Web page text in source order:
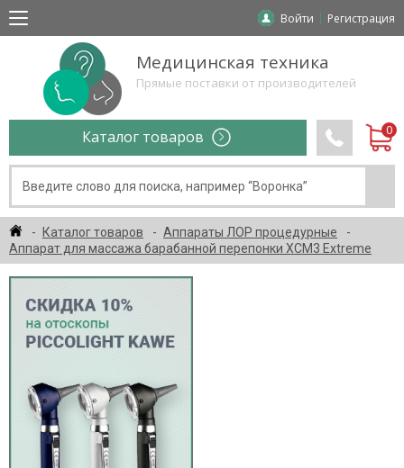
Войти Регистрация
Медицинская техника
Прямые поставки от производителей
Каталог товаров
Каталог товаров
Аппараты ЛОР процедурные
Аппарат для массажа барабанной перепонки XCM3 Extreme